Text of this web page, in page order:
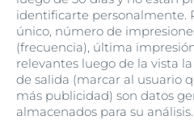
identificarte personalmente.
único, número de
(frecuencia), última
relevantes luego de la vista
de salida (marcar al usuario
más publicidad) son datos
almacenados para su análisis.